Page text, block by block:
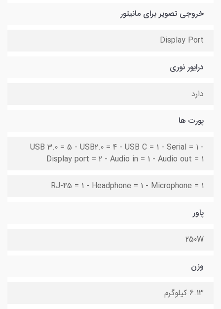
خروجی تصویر برای مانیتور
Display Port
درایور نوری
دارد
پورت ها
USB 3.0 = 5 - USB2.0 = 4 - USB C = 1 - Serial = 1 -
Display port = 2 - Audio in = 1 - Audio out = 1
RJ-45 = 1 - Headphone = 1 - Microphone = 1
پاور
250W
وزن
6.13 کیلوگرم